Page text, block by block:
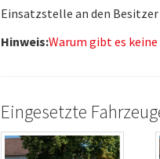
Einsatzstelle an den
Hinweis:Warum gibt es keine
Eingesetzte